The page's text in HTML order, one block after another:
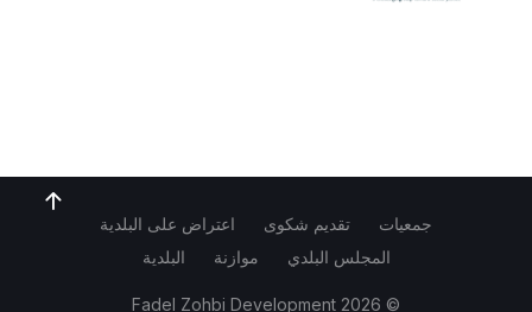
جمعيات تقديم شكوى
اعتراض على البلدية
المجلس البلدي
موازنة البلدية
© 2026
Fadel Zohbi Development